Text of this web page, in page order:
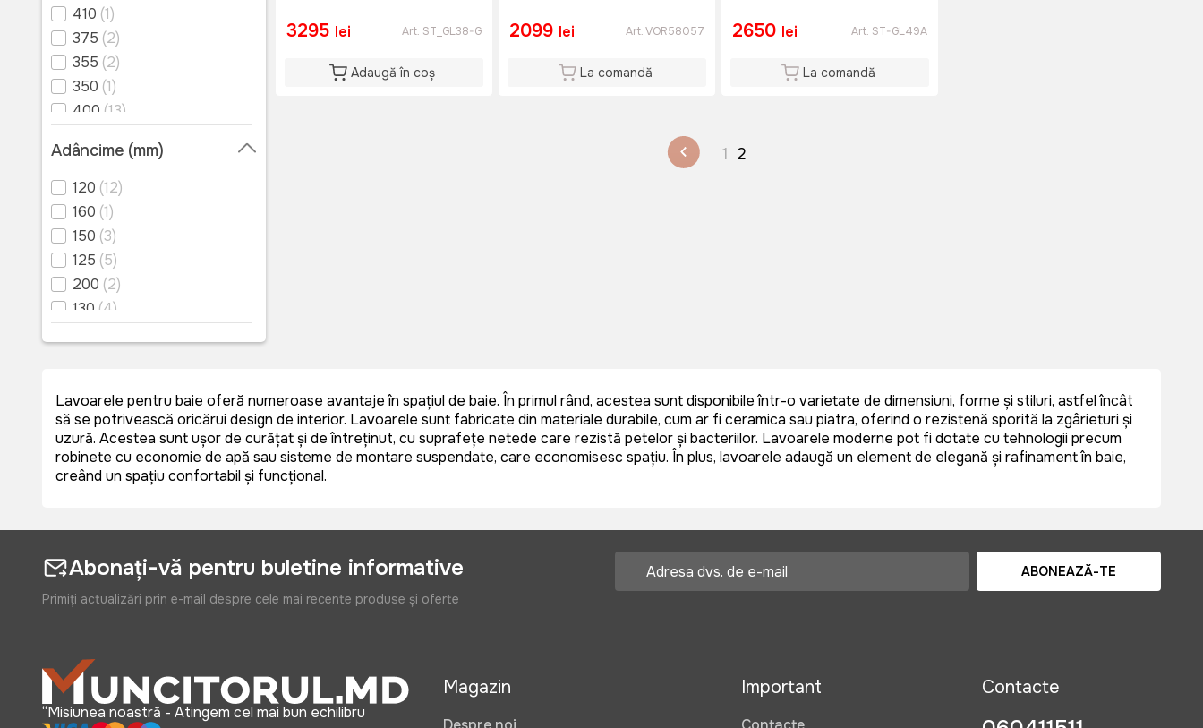
410 (1)
375 (2)
355 (2)
350 (1)
400 (13)
500 (4)
Adâncime (mm)
120 (12)
160 (1)
150 (3)
125 (5)
200 (2)
130 (4)
3295 lei Art: ST_GL38-G
Adaugă în coș
2099 lei Art:VOR58057
La comandă
2650 lei Art: ST-GL49A
La comandă
1 2
Lavoarele pentru baie oferă numeroase avantaje în spațiul de baie. În primul rând, acestea sunt disponibile într-o varietate de dimensiuni, forme și stiluri, astfel încât
să se potrivească oricărui design de interior. Lavoarele sunt fabricate din materiale durabile, cum ar fi ceramica sau piatra, oferind o rezistență sporită la zgârieturi și
uzură. Acestea sunt ușor de curățat și de întreținut, cu suprafețe netede care rezistă petelor și bacteriilor. Lavoarele moderne pot fi dotate cu tehnologii precum
robinete cu economie de apă sau sisteme de montare suspendate, care economisesc spațiu. În plus, lavoarele adaugă un element de eleganță și rafinament în baie,
creând un spațiu confortabil și funcțional.
Abonați-vă pentru buletine informative
Primiți actualizări prin e-mail despre cele mai recente produse și oferte
ABONEAZĂ-TE
“Misiunea noastră - Atingem cel mai bun echilibru
Magazin Important Contacte